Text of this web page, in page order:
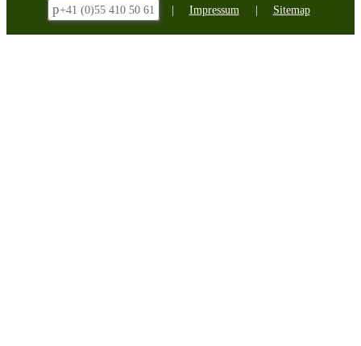
p+41 (0)55 410 50 61 Impressum Sitemap